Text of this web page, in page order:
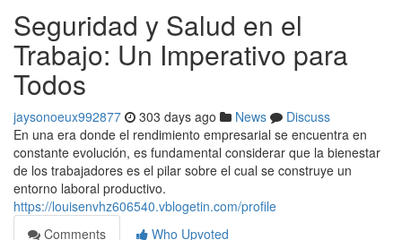
Seguridad y Salud en el
Trabajo: Un Imperativo para
Todos
jaysonoeux992877 303 days ago News
Discuss
En una era donde el rendimiento empresarial se encuentra en
constante evolución, es fundamental considerar que la bienestar
de los trabajadores es el pilar sobre el cual se construye un
entorno laboral productivo.
https://louisenvhz606540.vblogetin.com/profile
Comments
Who Upvoted